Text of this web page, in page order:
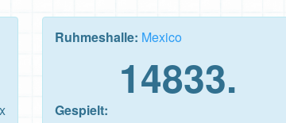
Ruhmeshalle: Mexico
14833.
Gespielt: